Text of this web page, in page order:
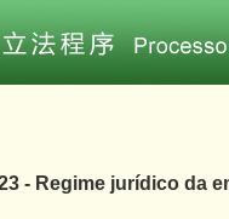
- Regime jurídico da